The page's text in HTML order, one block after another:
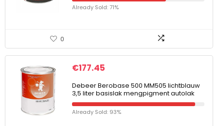
Already Sold: 71%
0
€177.45
Debeer Berobase 500 MM505 lichtblauw
3,5 liter basislak mengpigment autolak
Already Sold: 93%